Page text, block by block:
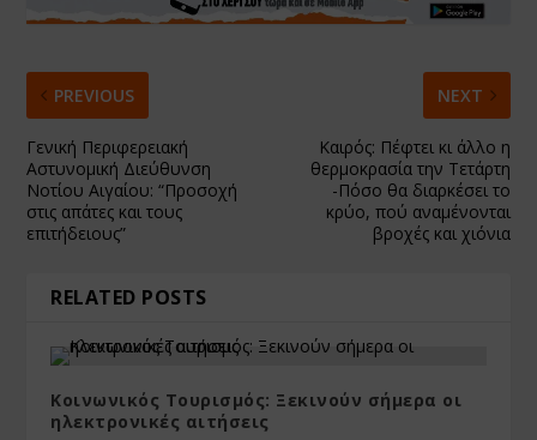
PREVIOUS
Γενική Περιφερειακή
Αστυνομική Διεύθυνση
Νοτίου Αιγαίου: “Προσοχή
στις απάτες και τους
επιτήδειους”
NEXT
Καιρός: Πέφτει κι άλλο η
θερμοκρασία την Τετάρτη
-Πόσο θα διαρκέσει το
κρύο, πού αναμένονται
βροχές και χιόνια
RELATED POSTS
Κοινωνικός Τουρισμός: Ξεκινούν σήμερα οι
ηλεκτρονικές αιτήσεις